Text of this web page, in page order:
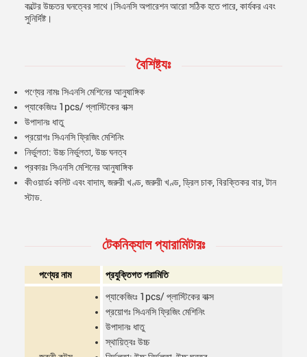
কল্টের উচ্চতর ঘনত্বের সাথে।সিএনসি অপারেশন আরো সঠিক হতে পারে, কার্যকর এবং
সুনির্দিষ্ট।
বৈশিষ্ট্যঃ
পণ্যের নামঃ সিএনসি মেশিনের আনুষাঙ্গিক
প্যাকেজিংঃ 1pcs/ প্লাস্টিকের বাক্স
উপাদানঃ ধাতু
প্রয়োগঃ সিএনসি ফ্রিজিং মেশিনিং
নির্ভুলতা: উচ্চ নির্ভুলতা, উচ্চ ঘনত্ব
প্রকারঃ সিএনসি মেশিনের আনুষাঙ্গিক
কীওয়ার্ডঃ কলিট এবং বাদাম, জরুরী খণ্ড, জরুরী খণ্ড, ড্রিল চাক, বিরক্তিকর বার, টান
স্টাড.
টেকনিক্যাল প্যারামিটারঃ
পণ্যের নাম প্রযুক্তিগত পরামিতি
প্যাকেজিংঃ 1pcs/ প্লাস্টিকের বাক্স
প্রয়োগঃ সিএনসি ফ্রিজিং মেশিনিং
উপাদানঃ ধাতু
স্থায়িত্বঃ উচ্চ